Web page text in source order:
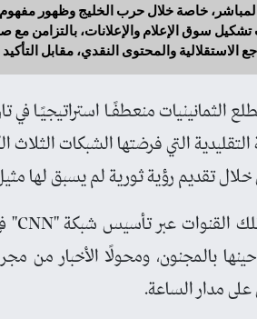
سوق الإعلام والإعلانات، بالتزامن مع
والمحتوى النقدي، مقابل
الثمانينيات منعطفًـا استراتيجيًـا
التي فرضتها الشبكات
تقديم رؤية ثورية لم يسبق لها
بالمجنون، ومحولًا الأخبار من
على مدار الساعة.